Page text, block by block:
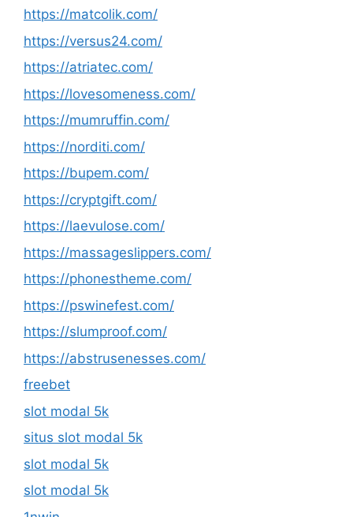
https://matcolik.com/
https://versus24.com/
https://atriatec.com/
https://lovesomeness.com/
https://mumruffin.com/
https://norditi.com/
https://bupem.com/
https://cryptgift.com/
https://laevulose.com/
https://massageslippers.com/
https://phonestheme.com/
https://pswinefest.com/
https://slumproof.com/
https://abstrusenesses.com/
freebet
slot modal 5k
situs slot modal 5k
slot modal 5k
slot modal 5k